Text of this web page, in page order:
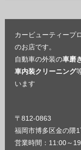
カービューティープ
のお店です。
自動車の外装の車磨
車内装クリーニング
います
〒812-0863
福岡市博多区金の隈
営業時間：11:00～